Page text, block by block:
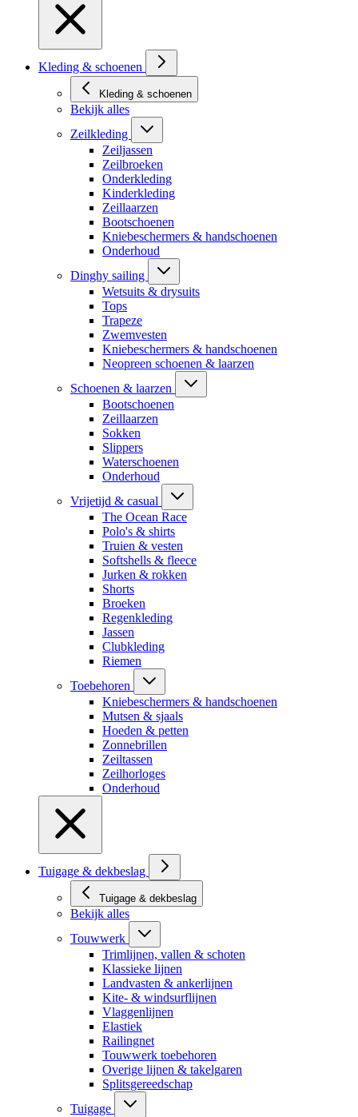
Kleding & schoenen
Kleding & schoenen
Bekijk alles
Zeilkleding
Zeiljassen
Zeilbroeken
Onderkleding
Kinderkleding
Zeillaarzen
Bootschoenen
Kniebeschermers & handschoenen
Onderhoud
Dinghy sailing
Wetsuits & drysuits
Tops
Trapeze
Zwemvesten
Kniebeschermers & handschoenen
Neopreen schoenen & laarzen
Schoenen & laarzen
Bootschoenen
Zeillaarzen
Sokken
Slippers
Waterschoenen
Onderhoud
Vrijetijd & casual
The Ocean Race
Polo's & shirts
Truien & vesten
Softshells & fleece
Jurken & rokken
Shorts
Broeken
Regenkleding
Jassen
Clubkleding
Riemen
Toebehoren
Kniebeschermers & handschoenen
Mutsen & sjaals
Hoeden & petten
Zonnebrillen
Zeiltassen
Zeilhorloges
Onderhoud
Tuigage & dekbeslag
Tuigage & dekbeslag
Bekijk alles
Touwwerk
Trimlijnen, vallen & schoten
Klassieke lijnen
Landvasten & ankerlijnen
Kite- & windsurflijnen
Vlaggenlijnen
Elastiek
Railingnet
Touwwerk toebehoren
Overige lijnen & takelgaren
Splitsgereedschap
Tuigage